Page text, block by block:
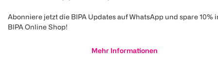
Abonniere jetzt die BIPA Updates auf WhatsApp und spare 10%
BIPA Online Shop!
Mehr Informationen